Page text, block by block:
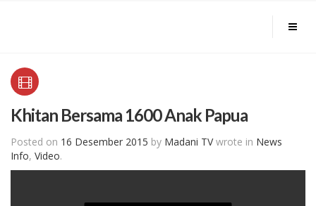
Khitan Bersama 1600 Anak Papua
Posted on 16 Desember 2015 by Madani TVwrote in News
Info, Video.